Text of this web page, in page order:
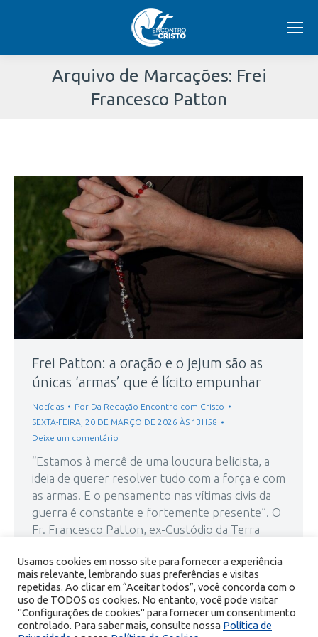
Arquivo de Marcações: Frei
Francesco Patton
Frei Patton: a oração e o jejum são as
únicas ‘armas’ que é lícito empunhar
Notícias Por Da Redação Encontro com Cristo
SEXTA-FEIRA, 20 DE MARÇO DE 2026 ÀS 13H58
Deixe um comentário
“Estamos à mercê de uma loucura belicista, a
ideia de querer resolver tudo com a força e com
as armas. E o pensamento nas vítimas civis da
guerra é constante e fortemente presente”. O
Fr. Francesco Patton, ex-Custódio da Terra
olhar voltado para além do Mar…
Usamos cookies em nosso site para fornecer a experiência
mais relevante, lembrando suas preferências e visitas
repetidas. Ao clicar em “Aceitar todos”, você concorda com o
uso de TODOS os cookies. No entanto, você pode visitar
"Configurações de cookies" para fornecer um consentimento
controlado. Para saber mais, consulte nossa Política de